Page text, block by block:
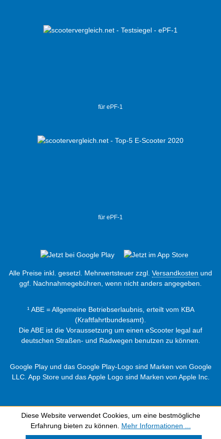
für ePF-1
für ePF-1
Alle Preise inkl. gesetzl. Mehrwertsteuer zzgl. Versandkosten und
ggf. Nachnahmegebühren, wenn nicht anders angegeben.
¹ ABE = Allgemeine Betriebserlaubnis, erteilt vom KBA
(Kraftfahrtbundesamt).
Die ABE ist die Voraussetzung um einen eScooter legal auf
deutschen Straßen- und Radwegen benutzen zu können.
Google Play und das Google Play-Logo sind Marken von Google
LLC. App Store und das Apple Logo sind Marken von Apple Inc.
Diese Website verwendet Cookies, um eine bestmögliche
Erfahrung bieten zu können. Mehr Informationen ...